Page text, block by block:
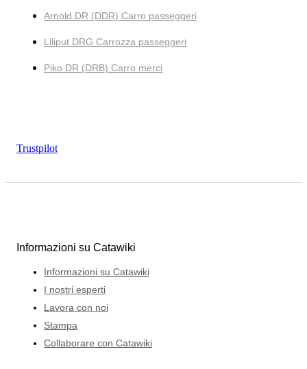
Arnold DR (DDR) Carro passeggeri
Liliput DRG Carrozza passeggeri
Piko DR (DRB) Carro merci
Trustpilot
Informazioni su Catawiki
Informazioni su Catawiki
I nostri esperti
Lavora con noi
Stampa
Collaborare con Catawiki